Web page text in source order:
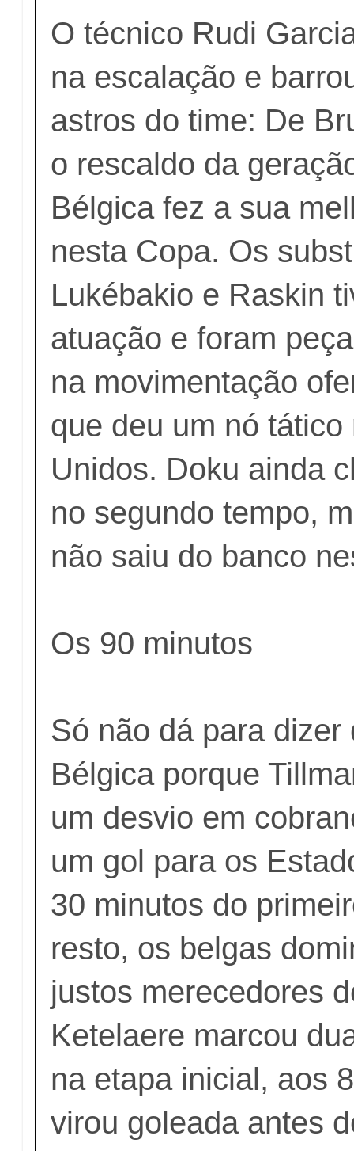
O técnico Rudi
na escalação e
astros do time: De
o rescaldo da
Bélgica fez a sua
nesta Copa. Os
Lukébakio e Raskin
atuação e foram
na movimentação
que deu um nó
Unidos. Doku ainda
no segundo tempo,
não saiu do banco
Os 90 minutos
Só não dá para dizer
Bélgica porque
um desvio em
um gol para os
30 minutos do
resto, os belgas
justos merecedores
Ketelaere marcou
na etapa inicial, aos
virou goleada antes